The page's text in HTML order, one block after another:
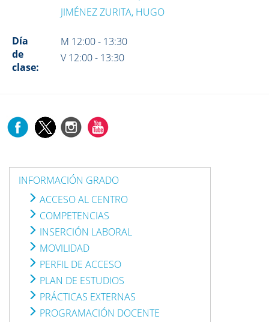
JIMÉNEZ ZURITA, HUGO
Día
de
clase:
M 12:00 - 13:30
V 12:00 - 13:30
INFORMACIÓN GRADO
ACCESO AL CENTRO
COMPETENCIAS
INSERCIÓN LABORAL
MOVILIDAD
PERFIL DE ACCESO
PLAN DE ESTUDIOS
PRÁCTICAS EXTERNAS
PROGRAMACIÓN DOCENTE